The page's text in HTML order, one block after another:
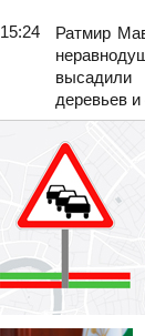
15:24
Ратмир
деревьев и